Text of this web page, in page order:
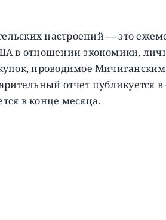
настроений — это
в отношении экономики,
проводимое
отчет публикуется
в конце месяца.